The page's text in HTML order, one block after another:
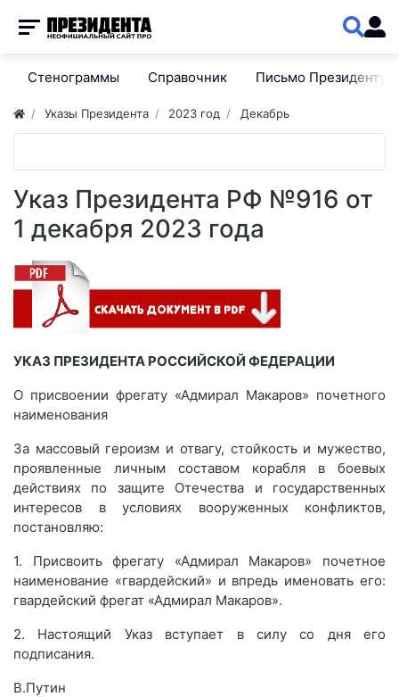
Стенограммы Справочник Письмо Президенту
Указы Президента 2023 год Декабрь
Указ Президента РФ №916 от
1 декабря 2023 года
УКАЗ ПРЕЗИДЕНТА РОССИЙСКОЙ ФЕДЕРАЦИИ
О присвоении фрегату «Адмирал Макаров» почетного
наименования
За массовый героизм и отвагу, стойкость и мужество,
проявленные личным составом корабля в боевых
действиях по защите Отечества и государственных
интересов в условиях вооруженных конфликтов,
постановляю:
1. Присвоить фрегату «Адмирал Макаров» почетное
наименование «гвардейский» и впредь именовать его:
гвардейский фрегат «Адмирал Макаров».
2. Настоящий Указ вступает в силу со дня его
подписания.
В.Путин